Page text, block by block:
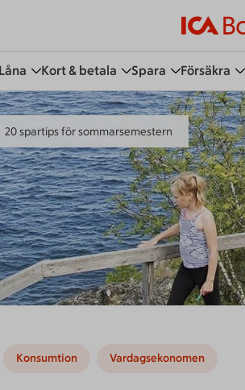
Låna Kort & betala Spara Försäkra
20 spartips för sommarsemestern
Konsumtion Vardagsekonomen